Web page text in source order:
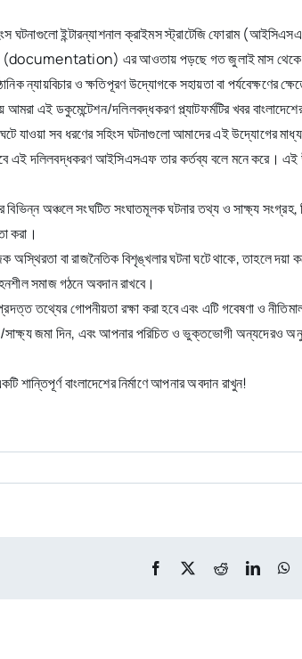
ঘটনাগুলো ইন্টারন্যাশনাল ক্রাইমস স্ট্রাটেজি ফোরাম
এর আওতায় পড়ছে গত জুলাই মাস থেকে শুরু
ও ক্ষতিপূরণ উদ্যোগকে সহায়তা বা পর্যবেক্ষণের
এই ডকুমেন্টেশন/দলিলবদ্ধকরণ প্ল্যাটফর্মটির খবর
ঘটে যাওয়া সব ধরণের সহিংস ঘটনাগুলো আমাদের এই উদ্যোগের
এই দলিলবদ্ধকরণ আইসিএসএফ তার কর্তব্য বলে মনে করে।
বিভিন্ন অঞ্চলে সংঘটিত সংঘাতমূলক ঘটনার তথ্য ও সাক্ষ্য
করা।
অস্থিরতা বা রাজনৈতিক বিশৃঙ্খলার ঘটনা ঘটে থাকে, তাহলে
সমাজ গঠনে অবদান রাখবে।
তথ্যের গোপনীয়তা রক্ষা করা হবে এবং এটি গবেষণা ও
সাক্ষ্য জমা দিন, এবং আপনার পরিচিত ও ভুক্তভোগী অন্যদেরও
বাংলাদেশের নির্মাণে আপনার অবদান রাখুন!